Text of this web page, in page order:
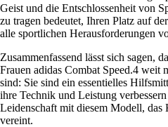
Geist und die Entschlossenheit von
zu tragen bedeutet, Ihren Platz auf
alle sportlichen Herausforderungen
Zusammenfassend lässt sich sagen,
Frauen adidas Combat Speed.4 weit
sind: Sie sind ein essentielles
ihre Technik und Leistung
Leidenschaft mit diesem Modell,
vereint.